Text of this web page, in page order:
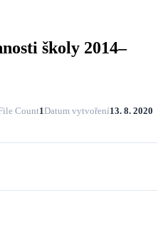
školy 2014–
Count1Datum vytvoření13. 8. 2020